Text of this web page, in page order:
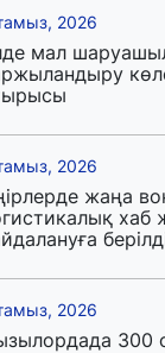
2026
мал
2026
жаңа
хаб
2026
300